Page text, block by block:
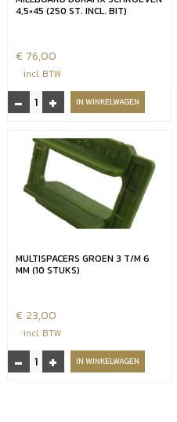
4,5×45 (250 ST. INCL. BIT)
€ 76,00
incl. BTW
-
Millboard
durafix
4,5x45
(250
incl.
+ IN WINKELWAGEN
MULTISPACERS GROEN 3 T/M 6
MM (10 STUKS)
€ 23,00
incl. BTW
-
Multispacers
groen
+ IN WINKELWAGEN